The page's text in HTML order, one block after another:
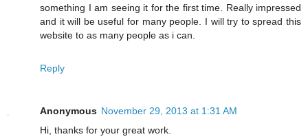
something I am seeing it for the first time. Really impressed
and it will be useful for many people. I will try to spread this
website to as many people as i can.
Reply
Anonymous November 29, 2013 at 1:31 AM
Hi, thanks for your great work.